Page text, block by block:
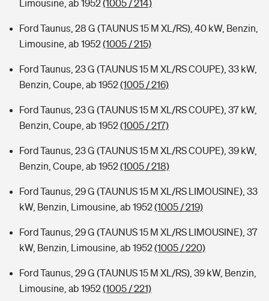
Limousine, ab 1952(1005 / 214)
Ford Taunus, 28 G (TAUNUS 15 M XL/RS), 40 kW, Benzin,
Limousine, ab 1952(1005 / 215)
Ford Taunus, 23 G (TAUNUS 15 M XL/RS COUPE), 33 kW,
Benzin, Coupe, ab 1952(1005 / 216)
Ford Taunus, 23 G (TAUNUS 15 M XL/RS COUPE), 37 kW,
Benzin, Coupe, ab 1952(1005 / 217)
Ford Taunus, 23 G (TAUNUS 15 M XL/RS COUPE), 39 kW,
Benzin, Coupe, ab 1952(1005 / 218)
Ford Taunus, 29 G (TAUNUS 15 M XL/RS LIMOUSINE), 33
kW, Benzin, Limousine, ab 1952(1005 / 219)
Ford Taunus, 29 G (TAUNUS 15 M XL/RS LIMOUSINE), 37
kW, Benzin, Limousine, ab 1952(1005 / 220)
Ford Taunus, 29 G (TAUNUS 15 M XL/RS), 39 kW, Benzin,
Limousine, ab 1952(1005 / 221)